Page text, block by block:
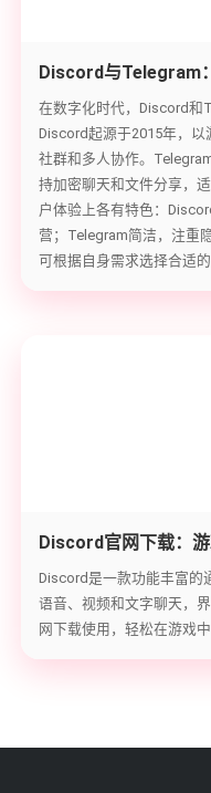
Discord与Telegram
的选择
在数字化时代，Discord和
Discord起源于2015年，
社群和多人协作。
持加密聊天和文件分享，
户体验上各有特色：
营；Telegram简洁，注重
可根据自身需求选择合适的
Discord官网下载：
Discord是一款功能丰富的
语音、视频和文字聊天，
网下载使用，轻松在游戏